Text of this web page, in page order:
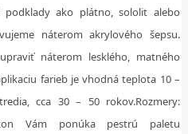
podklady ako plátno, sololit alebo
náterom akrylového šepsu.
náterom lesklého, matného
farieb je vhodná teplota 10 –
cca 30 – 50 rokov.Rozmery:
Vám ponúka pestrú paletu